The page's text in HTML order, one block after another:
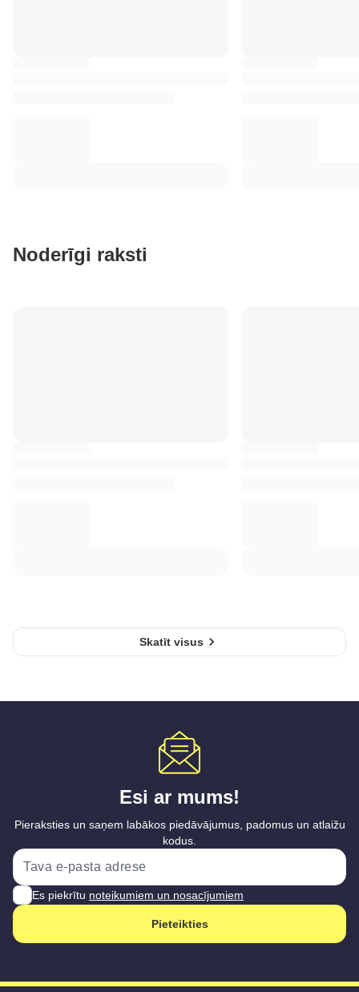
Noderīgi raksti
Skatīt visus
Esi ar mums!
Pieraksties un saņem labākos piedāvājumus, padomus un atlaižu
kodus.
Es piekrītu noteikumiem un nosacījumiem
Pieteikties